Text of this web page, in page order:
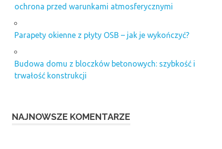
ochrona przed warunkami atmosferycznymi
Parapety okienne z płyty OSB – jak je wykończyć?
Budowa domu z bloczków betonowych: szybkość i
trwałość konstrukcji
NAJNOWSZE KOMENTARZE